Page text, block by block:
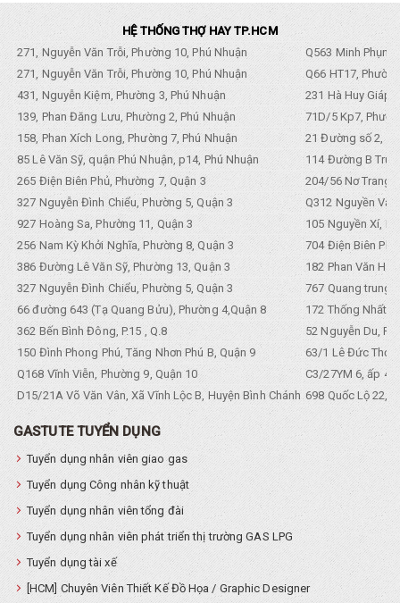
HỆ THỐNG THỢ HAY TP.HCM
271, Nguyễn Văn Trỗi, Phường 10, Phú Nhuận
Q563 Minh
271, Nguyễn Văn Trỗi, Phường 10, Phú Nhuận
Q66 HT17,
431, Nguyễn Kiệm, Phường 3, Phú Nhuận
231 Hà Huy Giáp,
139, Phan Đăng Lưu, Phường 2, Phú Nhuận
71D/5 Kp7,
158, Phan Xích Long, Phường 7, Phú Nhuận
21 Đường số 2,
85 Lê Văn Sỹ, quận Phú Nhuận, p14, Phú Nhuận
114 Đường B
265 Điện Biên Phủ, Phường 7, Quận 3
204/56 Nơ Trang
327 Nguyễn Đình Chiểu, Phường 5, Quận 3
Q312 Nguyền
927 Hoàng Sa, Phường 11, Quận 3
105 Nguyền Xí,
256 Nam Kỳ Khởi Nghĩa, Phường 8, Quận 3
704 Điện Biên
386 Đường Lê Văn Sỹ, Phường 13, Quận 3
182 Phan Văn
327 Nguyễn Đình Chiểu, Phường 5, Quận 3
767 Quang trung,
66 đường 643 (Tạ Quang Bửu), Phường 4,Quận 8
172 Thống Nhất.
362 Bến Bình Đông, P.15 , Q.8
52 Nguyễn Du,
150 Đình Phong Phú, Tăng Nhơn Phú B, Quận 9
63/1 Lê Đức Thọ,
Q168 Vĩnh Viễn, Phường 9, Quận 10
C3/27YM 6, ấp 4,
D15/21A Võ Văn Vân, Xã Vĩnh Lộc B, Huyện Bình Chánh 698 Quốc Lộ 22,
GASTUTE TUYỂN DỤNG
Tuyển dụng nhân viên giao gas
Tuyển dụng Công nhân kỹ thuật
Tuyển dụng nhân viên tổng đài
Tuyển dụng nhân viên phát triển thị trường GAS LPG
Tuyển dụng tài xế
[HCM] Chuyên Viên Thiết Kế Đồ Họa / Graphic Designer